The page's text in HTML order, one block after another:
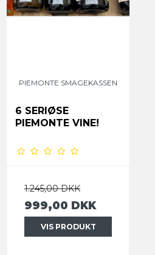
PIEMONTE SMAGEKASSEN
6 SERIØSE
PIEMONTE VINE!
1.245,00 DKK
999,00 DKK
VIS PRODUKT